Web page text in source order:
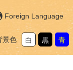
Foreign Language
景色 白 黒 青